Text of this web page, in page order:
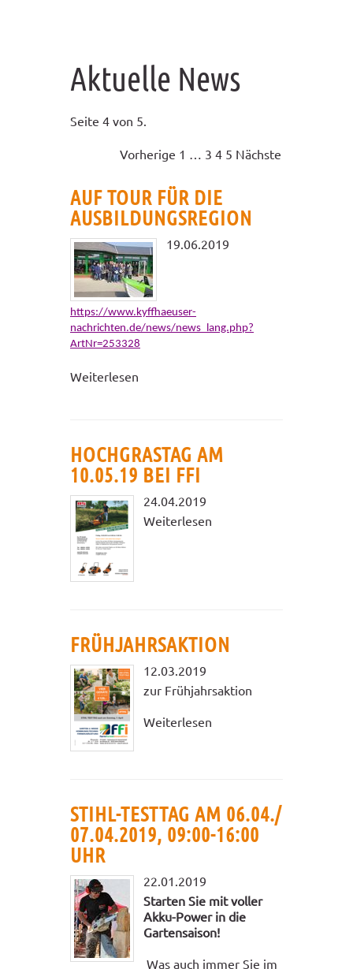
Aktuelle News
Seite 4 von 5.
Vorherige 1 3 4 5 Nächste
AUF TOUR FÜR DIE
AUSBILDUNGSREGION
19.06.2019
https://www.kyffhaeuser-
nachrichten.de/news/news_lang.php?
ArtNr=253328
Weiterlesen
HOCHGRASTAG AM
10.05.19 BEI FFI
24.04.2019
Weiterlesen
FRÜHJAHRSAKTION
12.03.2019
zur Frühjahrsaktion
Weiterlesen
STIHL-TESTTAG AM 06.04./
07.04.2019, 09:00-16:00
UHR
22.01.2019
Starten Sie mit voller
Akku-Power in die
Gartensaison!
Was auch immer Sie im